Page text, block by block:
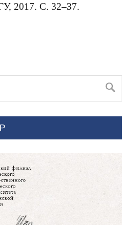
2017. С. 32‒37.